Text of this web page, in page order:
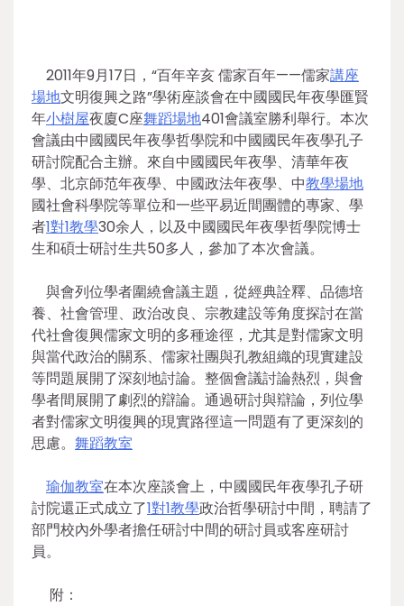
2011年9月17日，“百年辛亥 儒家百年——儒家講座
場地文明復興之路”學術座談會在中國國民年夜學匯賢
年小樹屋夜廈C座舞蹈場地401會議室勝利舉行。本次
會議由中國國民年夜學哲學院和中國國民年夜學孔子
研討院配合主辦。來自中國國民年夜學、清華年夜
學、北京師范年夜學、中國政法年夜學、中教學場地
國社會科學院等單位和一些平易近間團體的專家、學
者1對1教學30余人，以及中國國民年夜學哲學院博士
生和碩士研討生共50多人，參加了本次會議。
與會列位學者圍繞會議主題，從經典詮釋、品德培
養、社會管理、政治改良、宗教建設等角度探討在當
代社會復興儒家文明的多種途徑，尤其是對儒家文明
與當代政治的關系、儒家社團與孔教組織的現實建設
等問題展開了深刻地討論。整個會議討論熱烈，與會
學者間展開了劇烈的辯論。通過研討與辯論，列位學
者對儒家文明復興的現實路徑這一問題有了更深刻的
思慮。 舞蹈教室
瑜伽教室在本次座談會上，中國國民年夜學孔子研
討院還正式成立了1對1教學政治哲學研討中間，聘請了
部門校內外學者擔任研討中間的研討員或客座研討
員。
附：